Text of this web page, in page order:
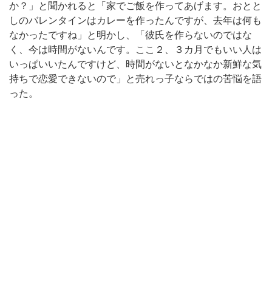
か？」と聞かれると「家でご飯を作ってあげます。おとと
しのバレンタインはカレーを作ったんですが、去年は何も
なかったですね」と明かし、「彼氏を作らないのではな
く、今は時間がないんです。ここ２、３カ月でもいい人は
いっぱいいたんですけど、時間がないとなかなか新鮮な気
持ちで恋愛できないので」と売れっ子ならではの苦悩を語
った。